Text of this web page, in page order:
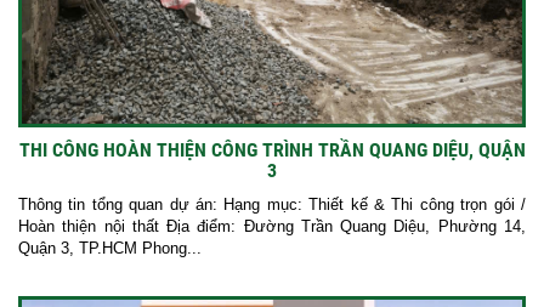
THI CÔNG HOÀN THIỆN CÔNG TRÌNH TRẦN QUANG DIỆU, QUẬN
3
Thông tin tổng quan dự án: Hạng mục: Thiết kế & Thi công trọn gói /
Hoàn thiện nội thất Địa điểm: Đường Trần Quang Diệu, Phường 14,
Quận 3, TP.HCM Phong...